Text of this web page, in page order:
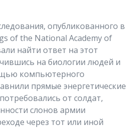
опубликованного в
of the National Academy of
найти ответ на этот
на биологии людей и
компьютерного
прямые энергетические
от солдат,
слонов армии
через тот или иной